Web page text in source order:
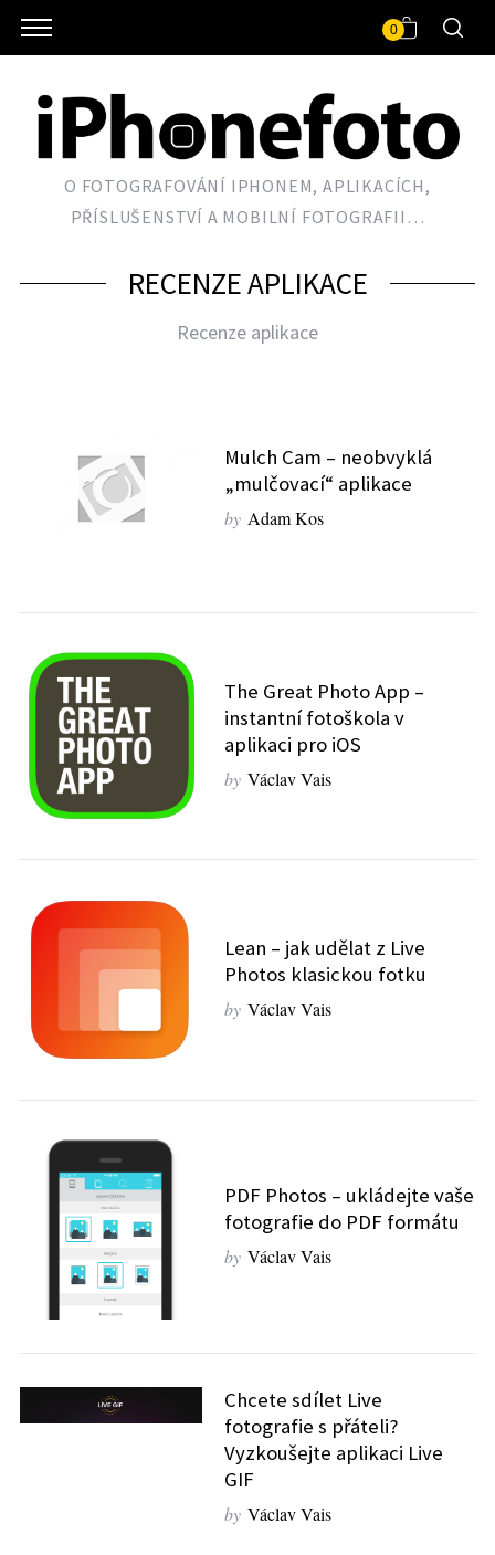
0
O FOTOGRAFOVÁNÍ IPHONEM, APLIKACÍCH,
PŘÍSLUŠENSTVÍ A MOBILNÍ FOTOGRAFII…
RECENZE APLIKACE
Recenze aplikace
Mulch Cam – neobvyklá
„mulčovací“ aplikace
by Adam Kos
The Great Photo App –
instantní fotoškola v
aplikaci pro iOS
by Václav Vais
Lean – jak udělat z Live
Photos klasickou fotku
by Václav Vais
PDF Photos – ukládejte vaše
fotografie do PDF formátu
by Václav Vais
Chcete sdílet Live
fotografie s přáteli?
Vyzkoušejte aplikaci Live
GIF
by Václav Vais